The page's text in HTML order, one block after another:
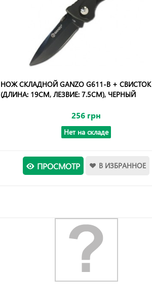
НОЖ СКЛАДНОЙ GANZO G611-B + СВИСТОК
(ДЛИНА: 19CM, ЛЕЗВИЕ: 7.5CM), ЧЕРНЫЙ
256 грн
Нет на складе
ПРОСМОТР В ИЗБРАННОЕ